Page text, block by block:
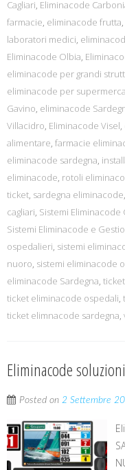
Cagliari, Eliminacode
farmacie, eliminacode frutta,
laboratori medici,
Eliminacode Olbia,
eliminacode per grandi
eliminacode per
Gavino, eliminacode
Villacidro, Eliminacode Visel,
alimentare, farmacie
eliminacode sardegna,
eliminacode, rotoli
ticket, sardegna eliminacode,
cagliari, Sistemi Eliminacode
Sistemi Eliminacode e
ospedalieri, sistemi
nuoro, sistemi eliminacode
eliminacode Sardegna,
ticket eliminacode ospedali,
ticket elimnacode sardegna,
Eliminacode
Posted on 2 Settembre